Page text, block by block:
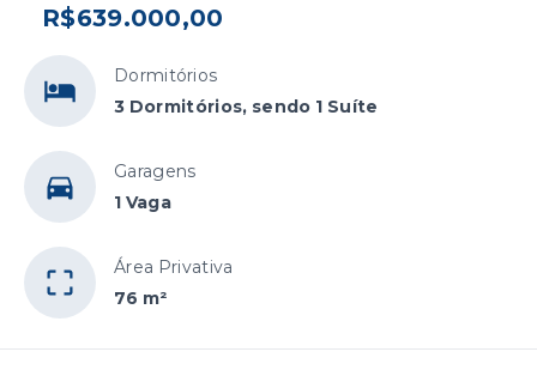
R$639.000,00
Dormitórios
3 Dormitórios, sendo 1 Suíte
Garagens
1 Vaga
Área Privativa
76 m²